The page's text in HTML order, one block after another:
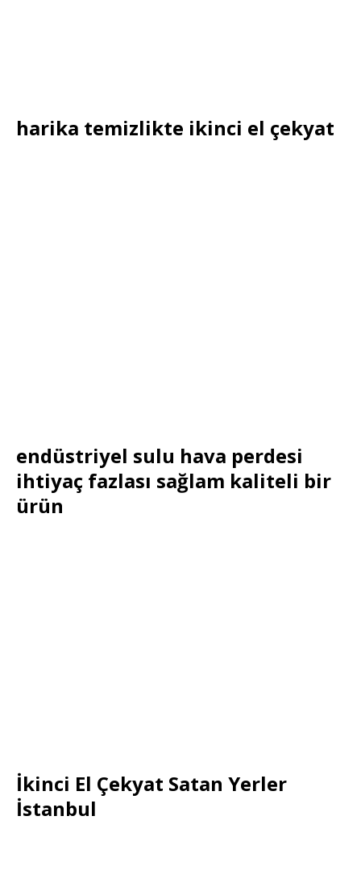
harika temizlikte ikinci el çekyat
endüstriyel sulu hava perdesi
ihtiyaç fazlası sağlam kaliteli bir
ürün
İkinci El Çekyat Satan Yerler
İstanbul